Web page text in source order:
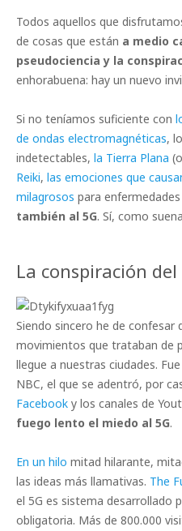
Todos aquellos que
de cosas que están a medio
pseudociencia y la
enhorabuena: hay un nuevo
Si no teníamos suficiente con
de ondas electromagnéticas,
indetectables, la Tierra Plana (o
Reiki, las emociones que
milagrosos para
también al 5G. Sí, como
La conspiración del
Siendo sincero he de confesar
movimientos que trataban de
llegue a nuestras ciudades. Fue
NBC, el que se adentró, por
Facebook y los canales de
fuego lento el miedo al 5G.
En un hilo mitad hilarante,
las ideas más llamativas. The
el 5G es sistema desarrollado
obligatoria. Más de 800.000